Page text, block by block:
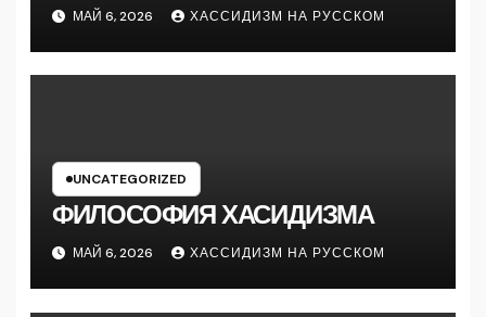
МАЙ 6, 2026 ХАССИДИЗМ НА РУССКОМ
UNCATEGORIZED
ФИЛОСОФИЯ ХАСИДИЗМА
МАЙ 6, 2026 ХАССИДИЗМ НА РУССКОМ